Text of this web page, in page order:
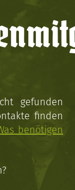
gefunden
finden
benötigen